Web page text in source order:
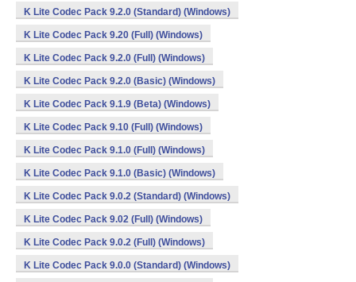
K Lite Codec Pack 9.2.0 (Standard) (Windows)
K Lite Codec Pack 9.20 (Full) (Windows)
K Lite Codec Pack 9.2.0 (Full) (Windows)
K Lite Codec Pack 9.2.0 (Basic) (Windows)
K Lite Codec Pack 9.1.9 (Beta) (Windows)
K Lite Codec Pack 9.10 (Full) (Windows)
K Lite Codec Pack 9.1.0 (Full) (Windows)
K Lite Codec Pack 9.1.0 (Basic) (Windows)
K Lite Codec Pack 9.0.2 (Standard) (Windows)
K Lite Codec Pack 9.02 (Full) (Windows)
K Lite Codec Pack 9.0.2 (Full) (Windows)
K Lite Codec Pack 9.0.0 (Standard) (Windows)